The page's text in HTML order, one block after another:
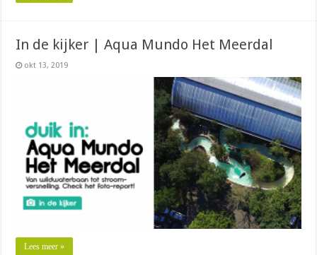
In de kijker | Aqua Mundo Het Meerdal
okt 13, 2019
Lees meer »